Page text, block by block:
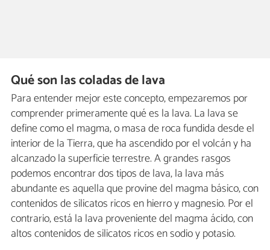
Qué son las coladas de lava
Para entender mejor este concepto, empezaremos por
comprender primeramente qué es la lava. La lava se
define como el magma, o masa de roca fundida desde el
interior de la Tierra, que ha ascendido por el volcán y ha
alcanzado la superficie terrestre. A grandes rasgos
podemos encontrar dos tipos de lava, la lava más
abundante es aquella que provine del magma básico, con
contenidos de silicatos ricos en hierro y magnesio. Por el
contrario, está la lava proveniente del magma ácido, con
altos contenidos de silicatos ricos en sodio y potasio.